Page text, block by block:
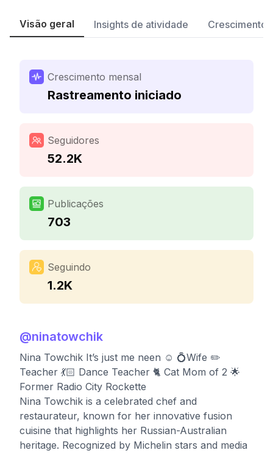
Visão geral Insights de atividade Crescimento
Crescimento mensal
Rastreamento iniciado
Seguidores
52.2K
Publicações
703
Seguindo
1.2K
@ninatowchik
Nina Towchik It’s just me neen ☺️ 💍Wife ✏️
Teacher 💃🏻 Dance Teacher 🐈 Cat Mom of 2 🌟
Former Radio City Rockette
Nina Towchik is a celebrated chef and
restaurateur, known for her innovative fusion
cuisine that highlights her Russian-Australian
heritage. Recognized by Michelin stars and media